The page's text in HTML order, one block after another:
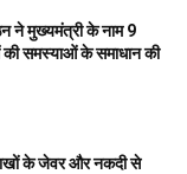
ने मुख्यमंत्री के नाम 9
की समस्याओं के समाधान की
के जेवर और नकदी से